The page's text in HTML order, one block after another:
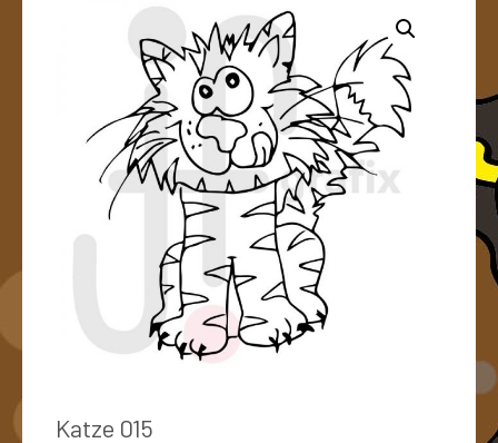
Katze 015